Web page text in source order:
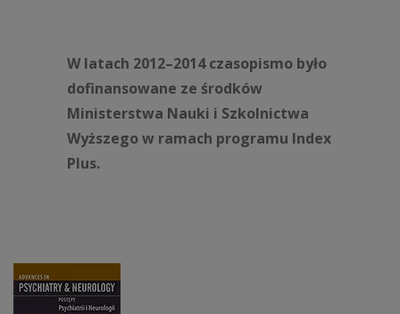
W latach 2012–2014 czasopismo było
dofinansowane ze środków
Ministerstwa Nauki i Szkolnictwa
Wyższego w ramach programu Index
Plus.